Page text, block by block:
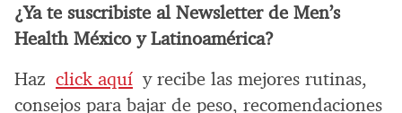
¿Ya te suscribiste al Newsletter de Men’s
Health México y Latinoamérica?
Haz click aquí y recibe las mejores rutinas,
consejos para bajar de peso, recomendaciones